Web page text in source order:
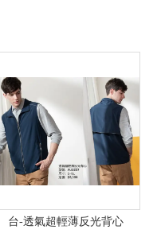
台-透氣超輕薄反光背心